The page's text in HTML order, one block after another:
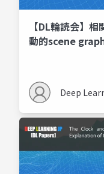
【DL輪読会】
動的scene
Deep